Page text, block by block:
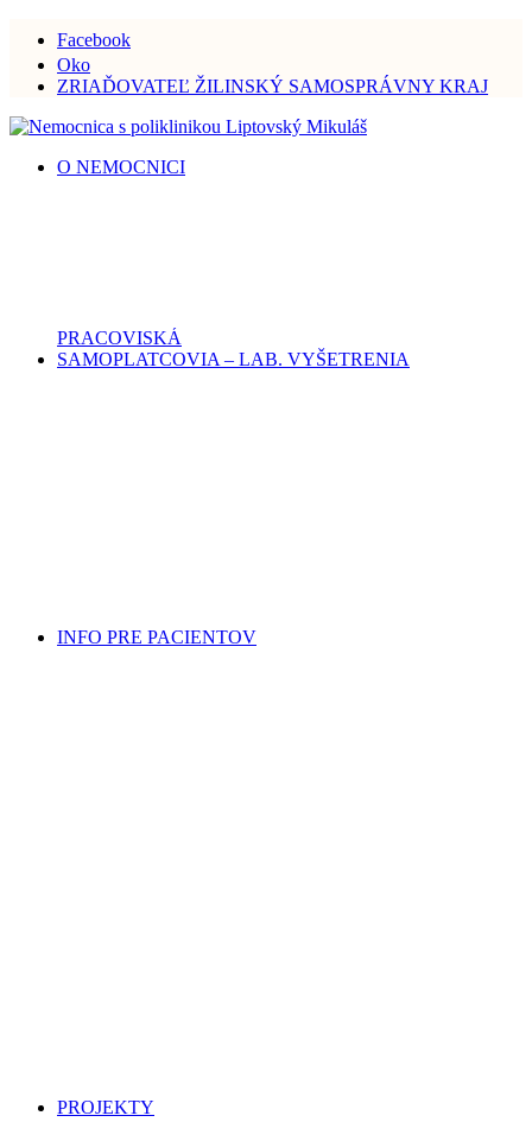
Facebook
Oko
ZRIAĎOVATEĽ ŽILINSKÝ SAMOSPRÁVNY KRAJ
O NEMOCNICI
PRACOVISKÁ
SAMOPLATCOVIA – LAB. VYŠETRENIA
INFO PRE PACIENTOV
PROJEKTY